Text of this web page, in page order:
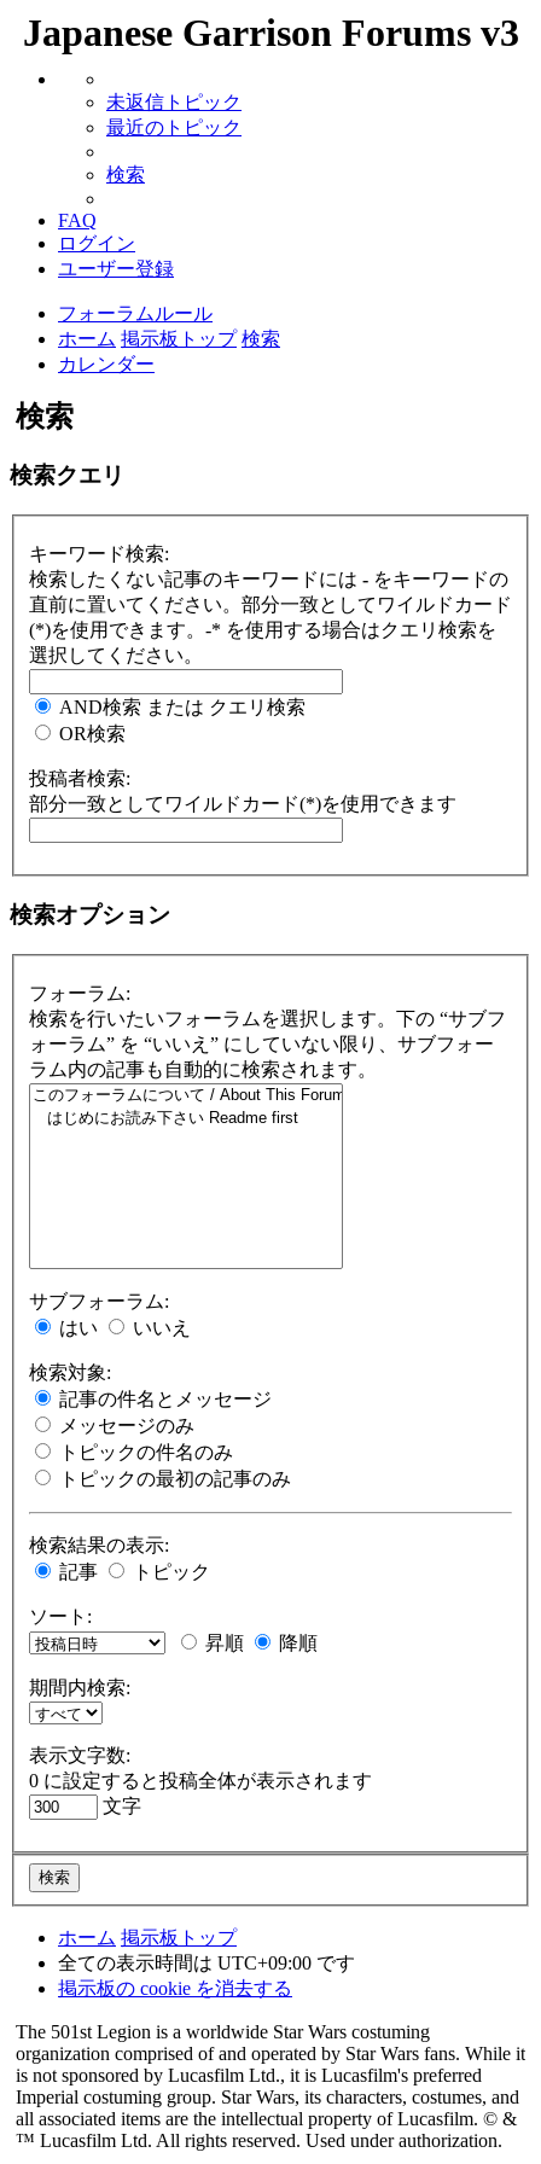
Japanese Garrison Forums v3
未返信トピック
最近のトピック
検索
FAQ
ログイン
ユーザー登録
フォーラムルール
ホーム 掲示板トップ 検索
カレンダー
検索
検索クエリ
キーワード検索:
検索したくない記事のキーワードには - をキーワードの
直前に置いてください。部分一致としてワイルドカード
(*)を使用できます。-* を使用する場合はクエリ検索を
選択してください。
AND検索 または クエリ検索
OR検索
投稿者検索:
部分一致としてワイルドカード(*)を使用できます
検索オプション
フォーラム:
検索を行いたいフォーラムを選択します。下の “サブフ
ォーラム” を “いいえ” にしていない限り、サブフォー
ラム内の記事も自動的に検索されます。
サブフォーラム:
はい
いいえ
検索対象:
記事の件名とメッセージ
メッセージのみ
トピックの件名のみ
トピックの最初の記事のみ
検索結果の表示:
記事
トピック
ソート:
昇順
降順
期間内検索:
表示文字数:
0 に設定すると投稿全体が表示されます
文字
ホーム 掲示板トップ
全ての表示時間は UTC+09:00 です
掲示板の cookie を消去する
The 501st Legion is a worldwide Star Wars costuming
organization comprised of and operated by Star Wars fans. While it
is not sponsored by Lucasfilm Ltd., it is Lucasfilm's preferred
Imperial costuming group. Star Wars, its characters, costumes, and
all associated items are the intellectual property of Lucasfilm. © &
™ Lucasfilm Ltd. All rights reserved. Used under authorization.